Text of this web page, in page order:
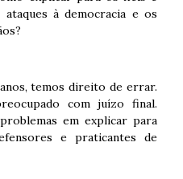
à democracia e os
temos direito de errar.
com juízo final.
em explicar para
e praticantes de